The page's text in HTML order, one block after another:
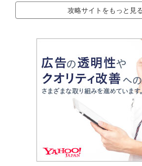
攻略サイトをもっと見る